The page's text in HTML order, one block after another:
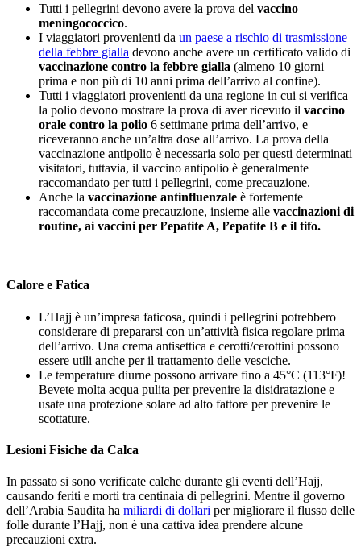
Tutti i pellegrini devono avere la prova del vaccino
meningococcico.
I viaggiatori provenienti da un paese a rischio di trasmissione
della febbre gialla devono anche avere un certificato valido di
vaccinazione contro la febbre gialla (almeno 10 giorni
prima e non più di 10 anni prima dell’arrivo al confine).
Tutti i viaggiatori provenienti da una regione in cui si verifica
la polio devono mostrare la prova di aver ricevuto il vaccino
orale contro la polio 6 settimane prima dell’arrivo, e
riceveranno anche un’altra dose all’arrivo. La prova della
vaccinazione antipolio è necessaria solo per questi determinati
visitatori, tuttavia, il vaccino antipolio è generalmente
raccomandato per tutti i pellegrini, come precauzione.
Anche la vaccinazione antinfluenzale è fortemente
raccomandata come precauzione, insieme alle vaccinazioni di
routine, ai vaccini per l’epatite A, l’epatite B e il tifo.
Calore e Fatica
L’Hajj è un’impresa faticosa, quindi i pellegrini potrebbero
considerare di prepararsi con un’attività fisica regolare prima
dell’arrivo. Una crema antisettica e cerotti/cerottini possono
essere utili anche per il trattamento delle vesciche.
Le temperature diurne possono arrivare fino a 45°C (113°F)!
Bevete molta acqua pulita per prevenire la disidratazione e
usate una protezione solare ad alto fattore per prevenire le
scottature.
Lesioni Fisiche da Calca
In passato si sono verificate calche durante gli eventi dell’Hajj,
causando feriti e morti tra centinaia di pellegrini. Mentre il governo
dell’Arabia Saudita ha miliardi di dollari per migliorare il flusso delle
folle durante l’Hajj, non è una cattiva idea prendere alcune
precauzioni extra.